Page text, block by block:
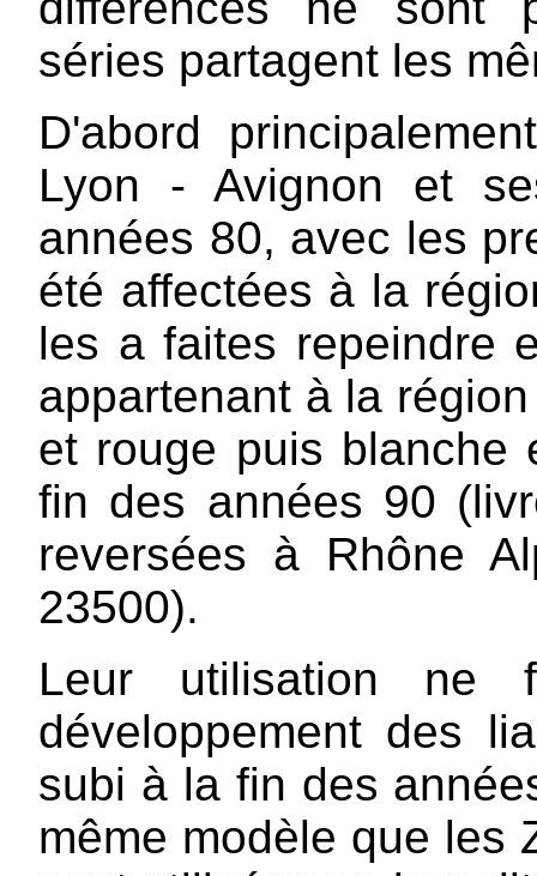
séries partagent les
D'abord
Lyon - Avignon et
années 80, avec les
été affectées à la
les a faites repeindre
appartenant à la
et rouge puis blanche
fin des années 90
reversées à Rhône
23500).
Leur utilisation ne
développement des
subi à la fin des
même modèle que les